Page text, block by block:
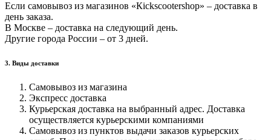
Если самовывоз из магазинов «Кickscootershop» – доставка в
день заказа.
В Москве – доставка на следующий день.
Другие города России – от 3 дней.
3. Виды доставки
Самовывоз из магазина
Экспресс доставка
Курьерская доставка на выбранный адрес. Доставка
осуществляется курьерскими компаниями
Самовывоз из пунктов выдачи заказов курьерских